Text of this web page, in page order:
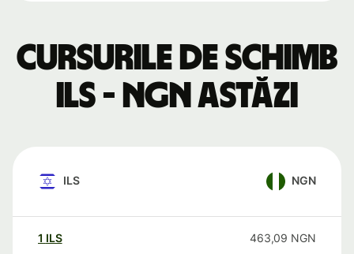
Cursurile de schimb
ILS - NGN astăzi
ILS NGN
1 ILS 463,09 NGN